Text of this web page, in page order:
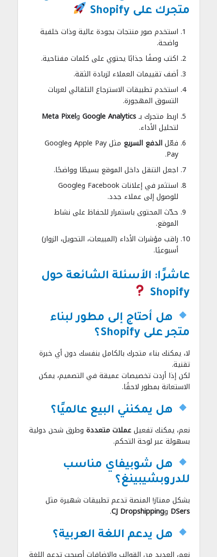
متجرك على Shopify
استخدم صور منتجات بجودة عالية وذات خلفية
واضحة.
اكتب وصفًا جذابًا يحتوي على كلمات مفتاحية.
أضف تقييمات العملاء لزيادة الثقة.
استخدم تطبيقات الاسترجاع التلقائي لعربات
التسوق المهجورة.
اربط متجرك بـGoogle Analytics وMeta Pixel
لتحليل الأداء.
فعّلالدفع السريع
مثل Apple Pay وGoogle
Pay.
اجعل التنقل داخل الموقع بسيطًا وواضحًا.
استثمر في إعلانات Facebook وGoogle
للوصول إلى عملاء جدد.
حدّث المحتوى باستمرار للحفاظ على نشاط
الموقع.
راقب مؤشرات الأداء (المبيعات، التحويل، الزوار)
أسبوعيًا.
عاشرًا: الأسئلة الشائعة حول
Shopify
هل أحتاج إلى مطور لبناء
متجر على Shopify؟
لا، يمكنك بناء متجرك بالكامل بنفسك دون أي خبرة
تقنية.
لكن إذا أردت تخصيصات عميقة في التصميم، يمكن
الاستعانة بمطور لاحقًا.
هل يمكنني البيع عالميًا؟
نعم، يمكنك تفعيلعملات متعددة وطرق شحن دولية
بسهولة عبر لوحة التحكم.
هل شوبيفاي مناسب
للدروبشيبينغ؟
بشكل ممتاز! المنصة تدعم تطبيقات شهيرة مثل
DSers وCJ Dropshipping
.
هل يدعم اللغة العربية؟